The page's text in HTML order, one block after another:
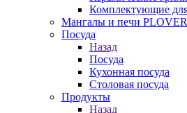
Комплектующие
Мангалы и печи PLOVER
Посуда
Назад
Посуда
Кухонная посуда
Столовая посуда
Продукты
Назад